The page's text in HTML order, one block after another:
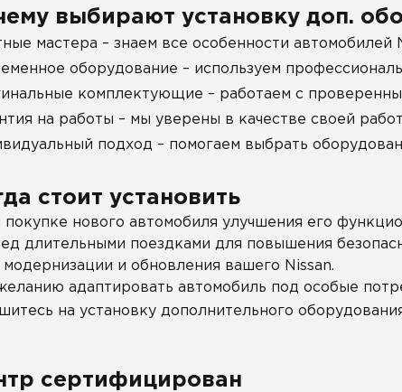
выбирают установку доп.
мастера – знаем все особенности автомобилей
оборудование – используем
комплектующие – работаем с
на работы – мы уверены в качестве своей
подход – помогаем выбрать
стоит установить
нового автомобиля улучшения его
длительными поездками для повышения
и обновления вашего Nissan.
адаптировать автомобиль под особые
на установку дополнительного
сертифицирован